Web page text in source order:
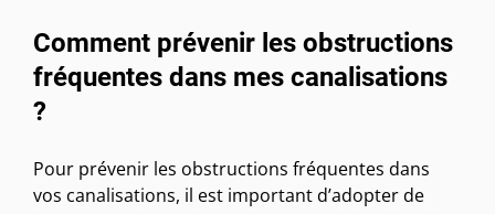
Comment prévenir les obstructions
fréquentes dans mes canalisations
?
Pour prévenir les obstructions fréquentes dans
vos canalisations, il est important d’adopter de